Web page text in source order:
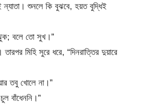
শুনলে কি বুঝবে, হয়ত বুদ্ধিই
বলে তো সুখ।”
তারপর মিহি সুরে ধরে, “দিনরাত্তির দুয়ারে
তবু খোলে না।”
বাঁধেননি।”